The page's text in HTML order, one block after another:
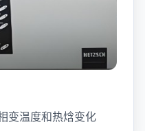
变温度和热焓变化